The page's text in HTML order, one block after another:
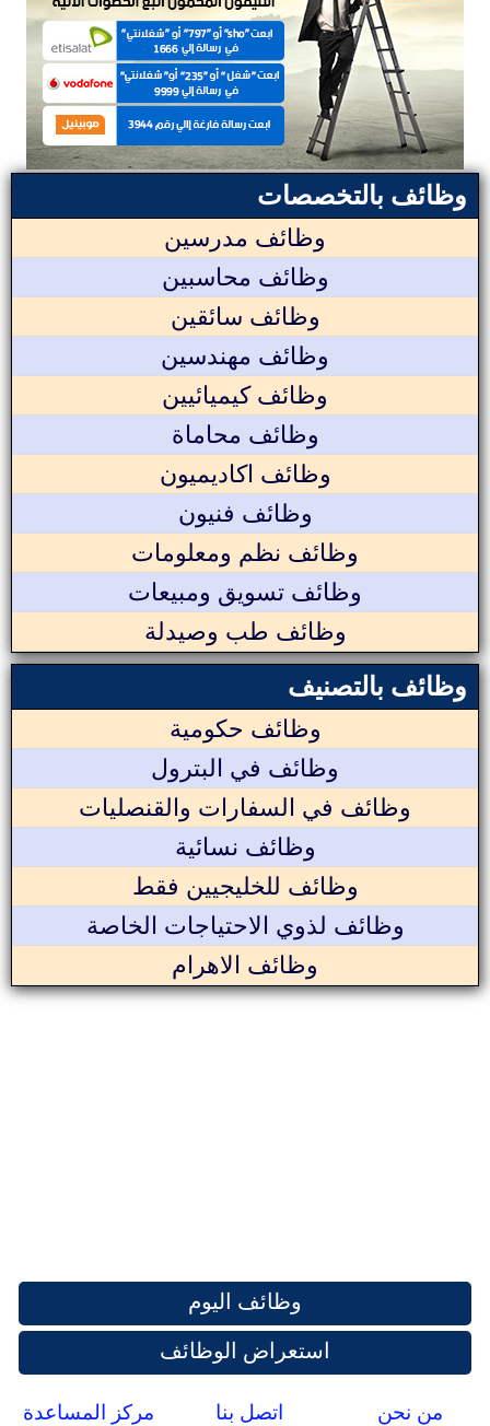
وظائف بالتخصصات
وظائف مدرسين
وظائف محاسبين
وظائف سائقين
وظائف مهندسين
وظائف كيميائيين
وظائف محاماة
وظائف اكاديميون
وظائف فنيون
وظائف نظم ومعلومات
وظائف تسويق ومبيعات
وظائف طب وصيدلة
وظائف بالتصنيف
وظائف حكومية
وظائف في البترول
وظائف في السفارات والقنصليات
وظائف نسائية
وظائف للخليجيين فقط
وظائف لذوي الاحتياجات الخاصة
وظائف الاهرام
وظائف اليوم
استعراض الوظائف
من نحن اتصل بنا مركز المساعدة